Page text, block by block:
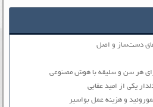
دست‌ساز و اصل
هر سن و سلیقه با هوش مصنوعی
یکی از امید عقابی
و هزینه عمل بواسیر